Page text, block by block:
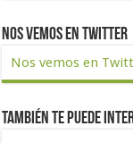
Nos vemos en Twitter
Nos vemos en
También te puede